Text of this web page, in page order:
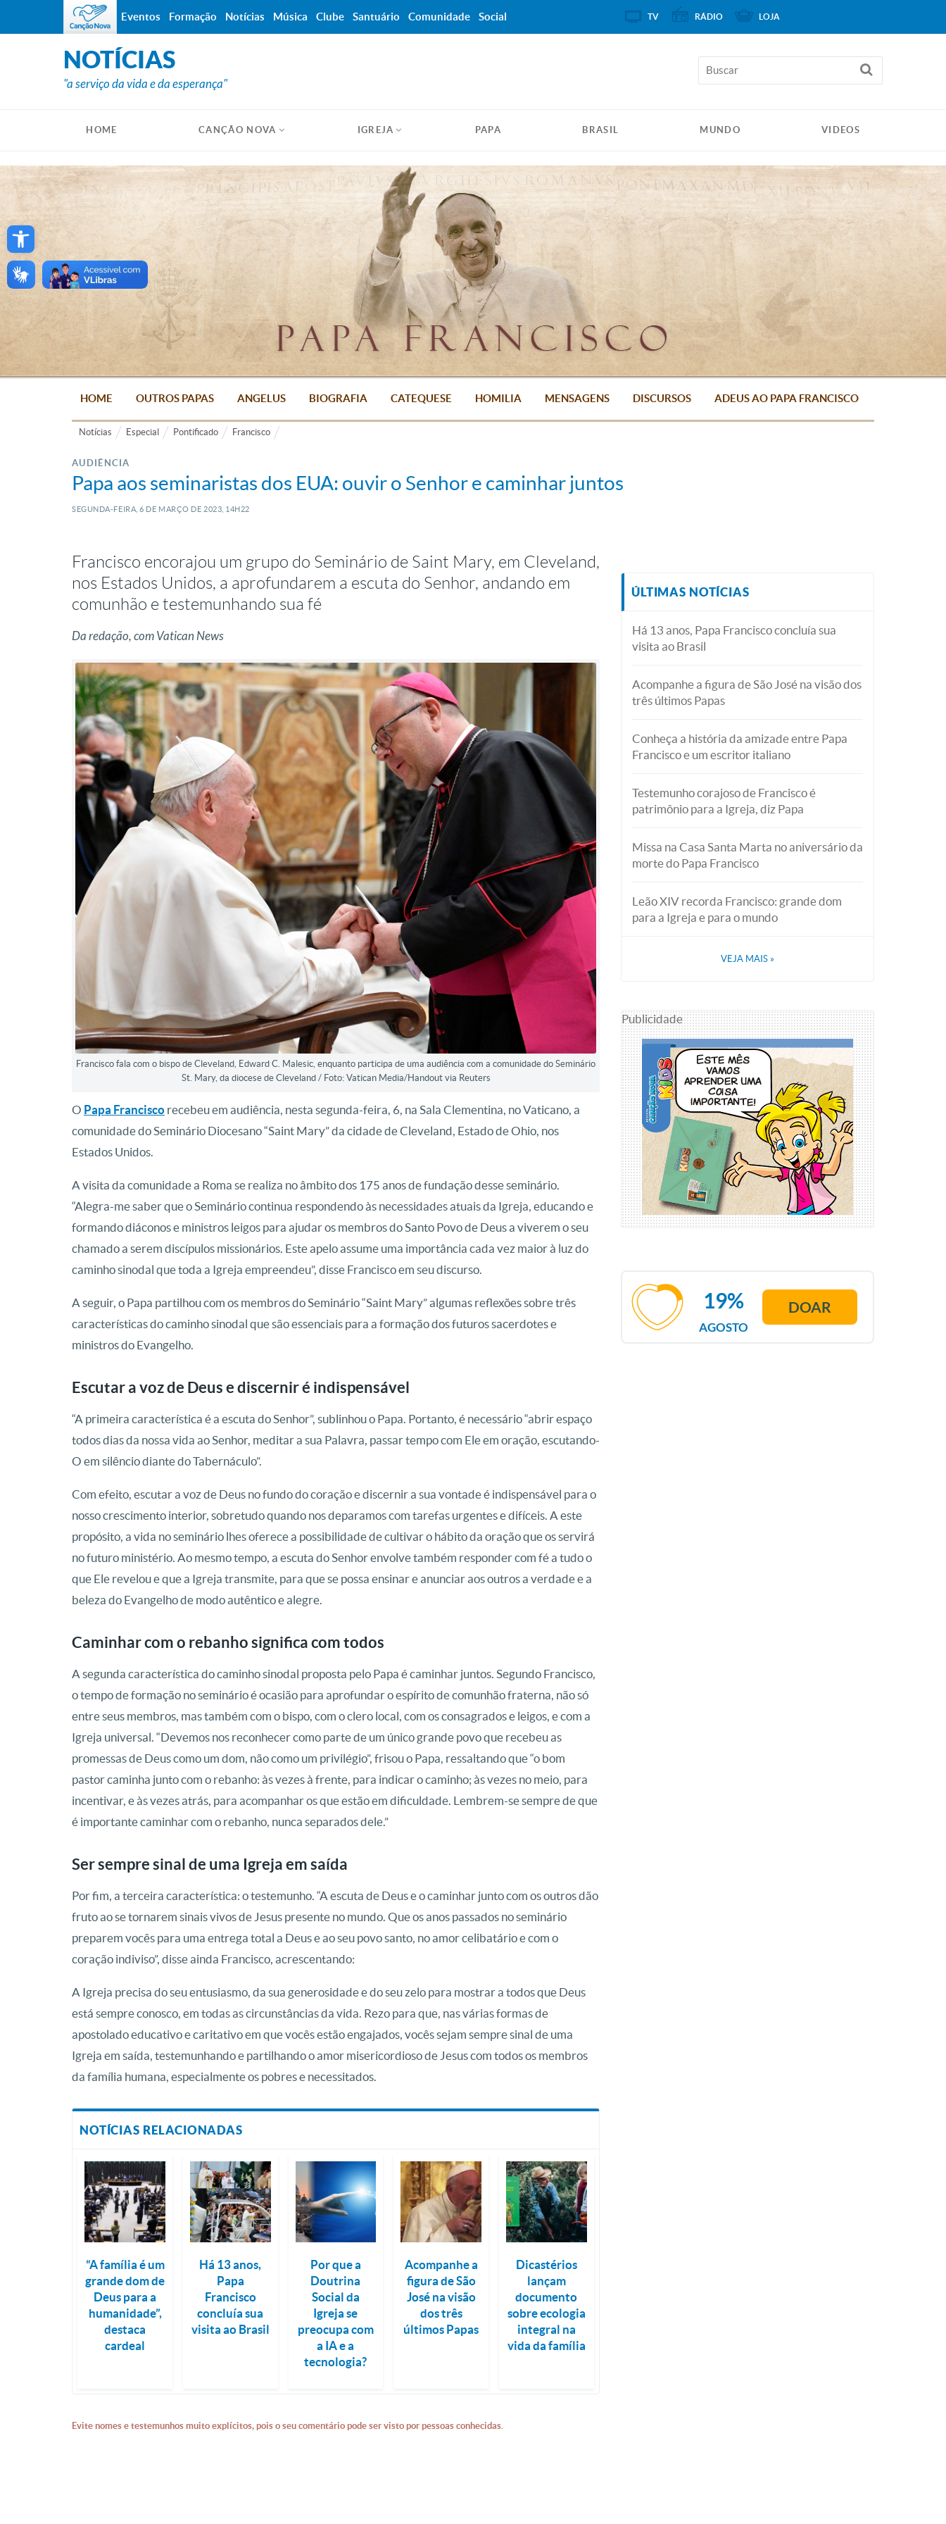
Open toolbar
NOTÍCIAS
"a serviço da vida e da esperança"
HOME CANÇÃO NOVA IGREJA PAPA BRASIL MUNDO VIDEOS
HOME OUTROS PAPAS ANGELUS BIOGRAFIA CATEQUESE HOMILIA MENSAGENS DISCURSOS ADEUS AO PAPA FRANCISCO
Notícias Especial Pontificado Francisco
AUDIÊNCIA
Papa aos seminaristas dos EUA: ouvir o Senhor e caminhar juntos
SEGUNDA-FEIRA, 6 DE MARÇO DE 2023, 14H22
Francisco encorajou um grupo do Seminário de Saint Mary, em Cleveland,
nos Estados Unidos, a aprofundarem a escuta do Senhor, andando em
comunhão e testemunhando sua fé
Da redação, com Vatican News
Francisco fala com o bispo de Cleveland, Edward C. Malesic, enquanto participa de uma audiência com a comunidade do Seminário
St. Mary, da diocese de Cleveland / Foto: Vatican Media/Handout via Reuters
O Papa Francisco recebeu em audiência, nesta segunda-feira, 6, na Sala Clementina, no Vaticano, a
comunidade do Seminário Diocesano “Saint Mary” da cidade de Cleveland, Estado de Ohio, nos
Estados Unidos.
A visita da comunidade a Roma se realiza no âmbito dos 175 anos de fundação desse seminário.
“Alegra-me saber que o Seminário continua respondendo às necessidades atuais da Igreja, educando e
formando diáconos e ministros leigos para ajudar os membros do Santo Povo de Deus a viverem o seu
chamado a serem discípulos missionários. Este apelo assume uma importância cada vez maior à luz do
caminho sinodal que toda a Igreja empreendeu”, disse Francisco em seu discurso.
A seguir, o Papa partilhou com os membros do Seminário “Saint Mary” algumas reflexões sobre três
características do caminho sinodal que são essenciais para a formação dos futuros sacerdotes e
ministros do Evangelho.
Escutar a voz de Deus e discernir é indispensável
“A primeira característica é a escuta do Senhor”, sublinhou o Papa. Portanto, é necessário “abrir espaço
todos dias da nossa vida ao Senhor, meditar a sua Palavra, passar tempo com Ele em oração, escutando-
O em silêncio diante do Tabernáculo”.
Com efeito, escutar a voz de Deus no fundo do coração e discernir a sua vontade é indispensável para o
nosso crescimento interior, sobretudo quando nos deparamos com tarefas urgentes e difíceis. A este
propósito, a vida no seminário lhes oferece a possibilidade de cultivar o hábito da oração que os servirá
no futuro ministério. Ao mesmo tempo, a escuta do Senhor envolve também responder com fé a tudo o
que Ele revelou e que a Igreja transmite, para que se possa ensinar e anunciar aos outros a verdade e a
beleza do Evangelho de modo autêntico e alegre.
Caminhar com o rebanho significa com todos
A segunda característica do caminho sinodal proposta pelo Papa é caminhar juntos. Segundo Francisco,
o tempo de formação no seminário é ocasião para aprofundar o espírito de comunhão fraterna, não só
entre seus membros, mas também com o bispo, com o clero local, com os consagrados e leigos, e com a
Igreja universal. “Devemos nos reconhecer como parte de um único grande povo que recebeu as
promessas de Deus como um dom, não como um privilégio”, frisou o Papa, ressaltando que “o bom
pastor caminha junto com o rebanho: às vezes à frente, para indicar o caminho; às vezes no meio, para
incentivar, e às vezes atrás, para acompanhar os que estão em dificuldade. Lembrem-se sempre de que
é importante caminhar com o rebanho, nunca separados dele.”
Ser sempre sinal de uma Igreja em saída
Por fim, a terceira característica: o testemunho. “A escuta de Deus e o caminhar junto com os outros dão
fruto ao se tornarem sinais vivos de Jesus presente no mundo. Que os anos passados ​​no seminário
preparem vocês para uma entrega total a Deus e ao seu povo santo, no amor celibatário e com o
coração indiviso”, disse ainda Francisco, acrescentando:
A Igreja precisa do seu entusiasmo, da sua generosidade e do seu zelo para mostrar a todos que Deus
está sempre conosco, em todas as circunstâncias da vida. Rezo para que, nas várias formas de
apostolado educativo e caritativo em que vocês estão engajados, vocês sejam sempre sinal de uma
Igreja em saída, testemunhando e partilhando o amor misericordioso de Jesus com todos os membros
da família humana, especialmente os pobres e necessitados.
NOTÍCIAS RELACIONADAS
“A família é um
grande dom de
Deus para a
humanidade”,
destaca
cardeal
Há 13 anos,
Papa
Francisco
concluía sua
visita ao Brasil
Por que a
Doutrina
Social da
Igreja se
preocupa com
a IA e a
tecnologia?
Acompanhe a
figura de São
José na visão
dos três
últimos Papas
Dicastérios
lançam
documento
sobre ecologia
integral na
vida da família
Evite nomes e testemunhos muito explícitos, pois o seu comentário pode ser visto por pessoas conhecidas.
ÚLTIMAS NOTÍCIAS
Há 13 anos, Papa Francisco concluía sua
visita ao Brasil
Acompanhe a figura de São José na visão dos
três últimos Papas
Conheça a história da amizade entre Papa
Francisco e um escritor italiano
Testemunho corajoso de Francisco é
patrimônio para a Igreja, diz Papa
Missa na Casa Santa Marta no aniversário da
morte do Papa Francisco
Leão XIV recorda Francisco: grande dom
para a Igreja e para o mundo
VEJA MAIS »
Publicidade
AGOSTO
19% DOAR
Eventos Formação Notícias Música Clube Santuário Comunidade Social TV RÁDIO LOJA